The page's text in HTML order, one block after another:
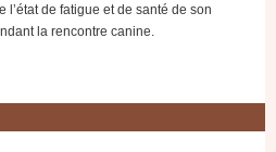
de fatigue et de santé de son
la rencontre canine.